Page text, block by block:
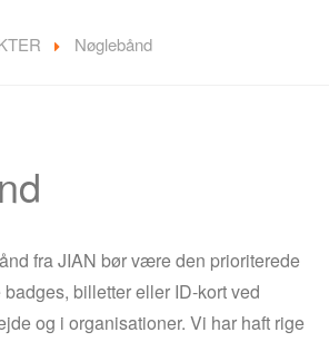
Nøglebånd
fra JIAN bør være den prioriterede
billetter eller ID-kort ved
og i organisationer. Vi har haft rige